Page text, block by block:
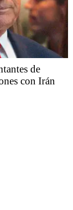
de
con Irán